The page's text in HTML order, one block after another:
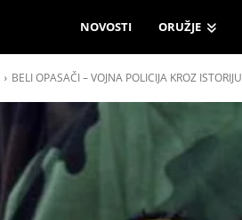
NOVOSTI ORUŽJE
BELI OPASAČI – VOJNA POLICIJA KROZ ISTORIJU